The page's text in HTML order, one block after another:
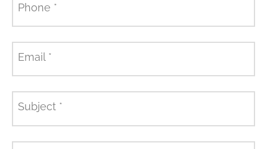
Phone *
Email *
Subject *